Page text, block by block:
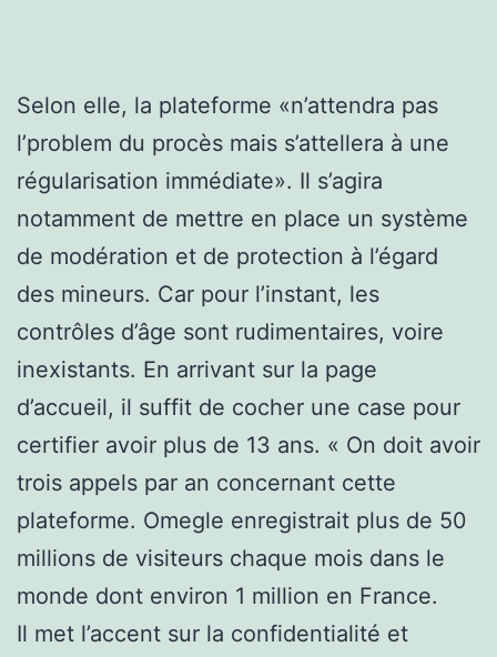
Selon elle, la plateforme «n’attendra pas
l’problem du procès mais s’attellera à une
régularisation immédiate». Il s’agira
notamment de mettre en place un système
de modération et de protection à l’égard
des mineurs. Car pour l’instant, les
contrôles d’âge sont rudimentaires, voire
inexistants. En arrivant sur la page
d’accueil, il suffit de cocher une case pour
certifier avoir plus de 13 ans. « On doit avoir
trois appels par an concernant cette
plateforme. Omegle enregistrait plus de 50
millions de visiteurs chaque mois dans le
monde dont environ 1 million en France.
Il met l’accent sur la confidentialité et